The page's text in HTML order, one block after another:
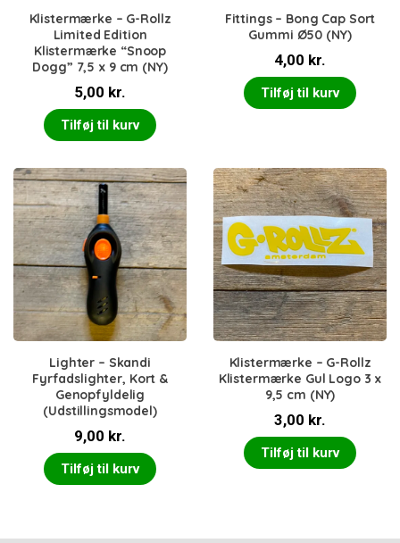
Klistermærke – G-Rollz
Limited Edition
Klistermærke “Snoop
Dogg” 7,5 x 9 cm (NY)
5,00 kr.
Tilføj til kurv
Fittings – Bong Cap Sort
Gummi Ø50 (NY)
4,00 kr.
Tilføj til kurv
Lighter – Skandi
Fyrfadslighter, Kort &
Genopfyldelig
(Udstillingsmodel)
9,00 kr.
Tilføj til kurv
Klistermærke – G-Rollz
Klistermærke Gul Logo 3 x
9,5 cm (NY)
3,00 kr.
Tilføj til kurv